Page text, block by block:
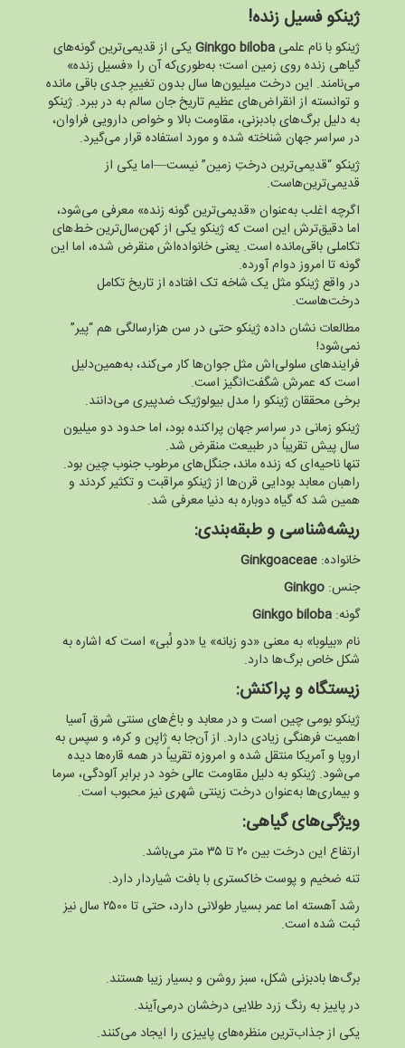
ژینکو فسیل زنده!
ژینکو با نام علمی Ginkgo bilobaیکی از قدیمی‌ترین گونه‌های
گیاهی زنده روی زمین است؛ به‌طوری‌که آن را «فسیل زنده»
می‌نامند. این درخت میلیون‌ها سال بدون تغییرِ جدی باقی مانده
و توانسته از انقراض‌های عظیم تاریخ جان سالم به در ببرد. ژینکو
به دلیل برگ‌های بادبزنی، مقاومت بالا و خواص دارویی فراوان،
در سراسر جهان شناخته شده و مورد استفاده قرار می‌گیرد.
ژینکو “قدیمی‌ترین درختِ زمین” نیست—اما یکی از
قدیمی‌ترین‌هاست.
اگرچه اغلب به‌عنوان «قدیمی‌ترین گونه زنده» معرفی می‌شود،
اما دقیق‌ترش این است که ژینکو یکی از کهن‌سال‌ترین خط‌های
تکاملی باقی‌مانده است. یعنی خانواده‌اش منقرض شده، اما این
گونه تا امروز دوام آورده.
در واقع ژینکو مثل یک شاخه تک افتاده از تاریخ تکامل
درخت‌هاست.
مطالعات نشان داده ژینکو حتی در سن هزارسالگی هم “پیر”
نمی‌شود!
فرایندهای سلولی‌اش مثل جوان‌ها کار می‌کند، به‌همین‌دلیل
است که عمرش شگفت‌انگیز است.
برخی محققان ژینکو را مدل بیولوژیک ضدپیری می‌دانند.
ژینکو زمانی در سراسر جهان پراکنده بود، اما حدود دو میلیون
سال پیش تقریباً در طبیعت منقرض شد.
تنها ناحیه‌ای که زنده ماند، جنگل‌های مرطوب جنوب چین بود.
راهبان معابد بودایی قرن‌ها از ژینکو مراقبت و تکثیر کردند و
همین شد که گیاه دوباره به دنیا معرفی شد.
ریشه‌شناسی و طبقه‌بندی:
خانواده: Ginkgoaceae
جنس: Ginkgo
گونه: Ginkgo biloba
نام «بیلوبا» به معنی «دو زبانه» یا «دو لُبی» است که اشاره به
شکل خاص برگ‌ها دارد.
زیستگاه و پراکنش:
ژینکو بومی چین است و در معابد و باغ‌های سنتی شرق آسیا
اهمیت فرهنگی زیادی دارد. از آن‌جا به ژاپن و کره، و سپس به
اروپا و آمریکا منتقل شده و امروزه تقریباً در همه قاره‌ها دیده
می‌شود. ژینکو به دلیل مقاومت عالی خود در برابر آلودگی، سرما
و بیماری‌ها به‌عنوان درخت زینتی شهری نیز محبوب است.
ویژگی‌های گیاهی:
ارتفاع این درخت بین ۲۰ تا ۳۵ متر می‌باشد.
تنه ضخیم و پوست خاکستری با بافت شیاردار دارد.
رشد آهسته اما عمر بسیار طولانی دارد، حتی تا ۲۵۰۰ سال نیز
ثبت شده است.
برگ‌ها بادبزنی شکل، سبز روشن و بسیار زیبا هستند.
در پاییز به رنگ زرد طلایی درخشان درمی‌آیند.
یکی از جذاب‌ترین منظره‌های پاییزی را ایجاد می‌کنند.